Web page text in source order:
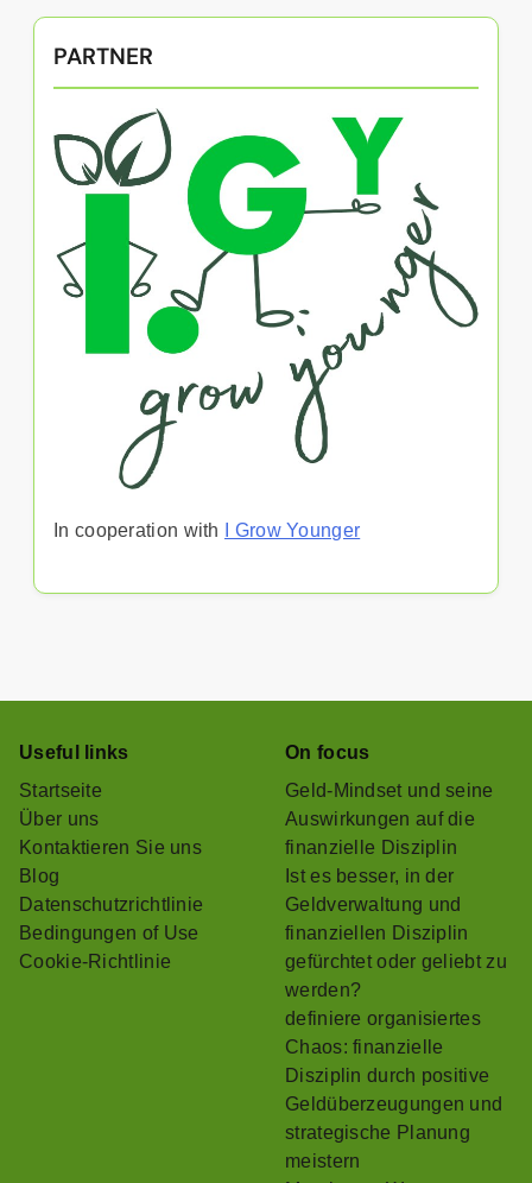
PARTNER
In cooperation with I Grow Younger
Useful links
Startseite
Über uns
Kontaktieren Sie uns
Blog
Datenschutzrichtlinie
Bedingungen of Use
Cookie-Richtlinie
On focus
Geld-Mindset und seine
Auswirkungen auf die
finanzielle Disziplin
Ist es besser, in der
Geldverwaltung und
finanziellen Disziplin
gefürchtet oder geliebt zu
werden?
definiere organisiertes
Chaos: finanzielle
Disziplin durch positive
Geldüberzeugungen und
strategische Planung
meistern